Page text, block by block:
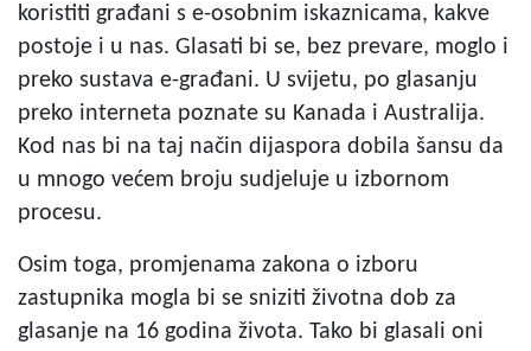
koristiti građani s e-osobnim iskaznicama, kakve
postoje i u nas. Glasati bi se, bez prevare, moglo i
preko sustava e-građani. U svijetu, po glasanju
preko interneta poznate su Kanada i Australija.
Kod nas bi na taj način dijaspora dobila šansu da
u mnogo većem broju sudjeluje u izbornom
procesu.
Osim toga, promjenama zakona o izboru
zastupnika mogla bi se sniziti životna dob za
glasanje na 16 godina života. Tako bi glasali oni